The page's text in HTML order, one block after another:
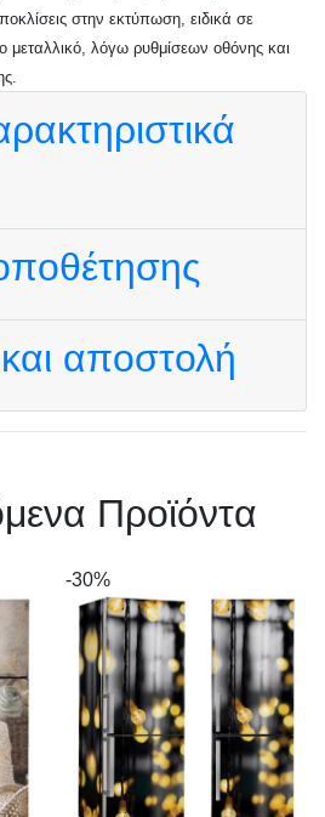
στην εκτύπωση, ειδικά σε
λόγω ρυθμίσεων οθόνης και
αποστολή
Προϊόντα
-30%